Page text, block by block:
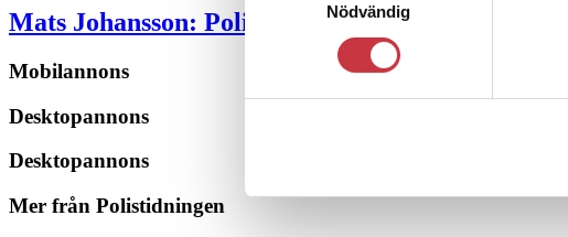
Nödvändig
Mats Johansson: Poliser behövs inte bara ute
Mobilannons
Desktopannons
Desktopannons
Mer från Polistidningen